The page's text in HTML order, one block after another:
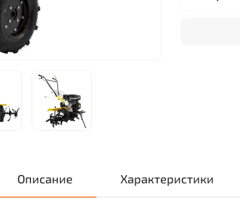
Описание Характеристики